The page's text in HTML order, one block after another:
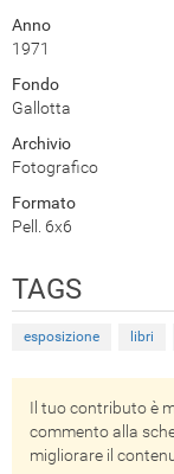
Anno
1971
Fondo
Gallotta
Archivio
Fotografico
Formato
Pell. 6x6
TAGS
esposizione libri
Il tuo contributo è
commento alla
migliorare il